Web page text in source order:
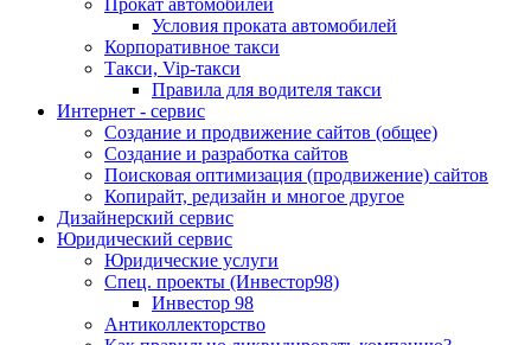
Условия проката автомобилей
Корпоративное такси
Такси, Vip-такси
Правила для водителя такси
Интернет - сервис
Создание и продвижение сайтов (общее)
Создание и разработка сайтов
Поисковая оптимизация (продвижение) сайтов
Копирайт, редизайн и многое другое
Дизайнерский сервис
Юридический сервис
Юридические услуги
Спец. проекты (Инвестор98)
Инвестор 98
Антиколлекторство